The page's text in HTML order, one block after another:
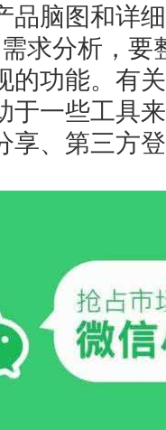
品脑图和详
求分析，
的功能。有
于一些工具
享、第三方